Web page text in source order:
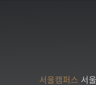
서울캠퍼스 서